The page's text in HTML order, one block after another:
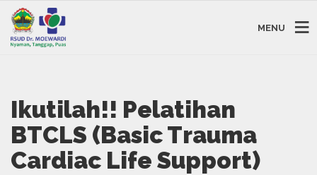
MENU
Ikutilah!! Pelatihan
BTCLS (Basic Trauma
Cardiac Life Support)